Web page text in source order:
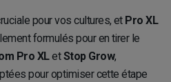
pour vos cultures, et Pro XL
formulés pour en tirer le
Pro XLetStop Grow,
pour optimiser cette étape